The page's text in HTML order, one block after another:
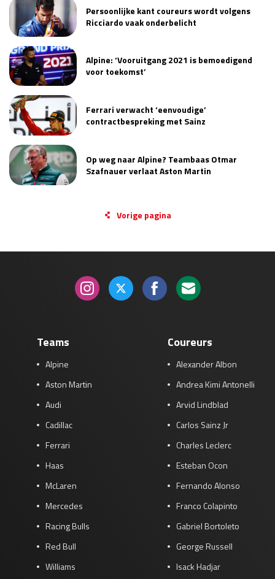
Persoonlijke kant coureurs wordt volgens
Ricciardo vaak onderbelicht
Alpine: ‘Vooruitgang 2021 is bemoedigend
voor toekomst’
Ferrari verwacht ‘eenvoudige’
contractbespreking met Sainz
Op weg naar Alpine? Teambaas Otmar
Szafnauer verlaat Aston Martin
Vorige pagina
Teams
Alpine
Aston Martin
Audi
Cadillac
Ferrari
Haas
McLaren
Mercedes
Racing Bulls
Red Bull
Williams
Coureurs
Alexander Albon
Andrea Kimi Antonelli
Arvid Lindblad
Carlos Sainz Jr
Charles Leclerc
Esteban Ocon
Fernando Alonso
Franco Colapinto
Gabriel Bortoleto
George Russell
Isack Hadjar